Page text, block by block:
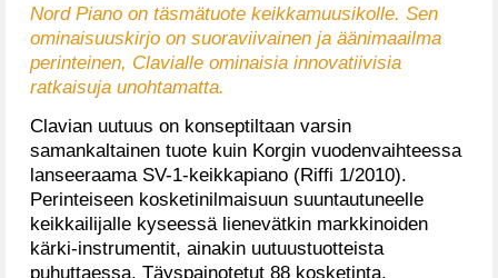
Nord Piano on täsmätuote keikkamuusikolle. Sen
ominaisuuskirjo on suoraviivainen ja äänimaailma
perinteinen, Clavialle ominaisia innovatiivisia
ratkaisuja unohtamatta.
Clavian uutuus on konseptiltaan varsin
samankaltainen tuote kuin Korgin vuodenvaihteessa
lanseeraama SV-1-keikkapiano (Riffi 1/2010).
Perinteiseen kosketinilmaisuun suuntautuneelle
keikkailijalle kyseessä lienevätkin markkinoiden
kärki-instrumentit, ainakin uutuustuotteista
puhuttaessa. Täyspainotetut 88 kosketinta,